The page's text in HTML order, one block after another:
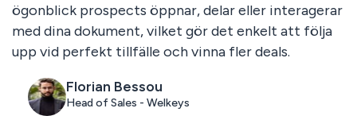
ögonblick prospects öppnar, delar eller interagerar
med dina dokument, vilket gör det enkelt att följa
upp vid perfekt tillfälle och vinna fler deals.
Florian Bessou
Head of Sales - Welkeys